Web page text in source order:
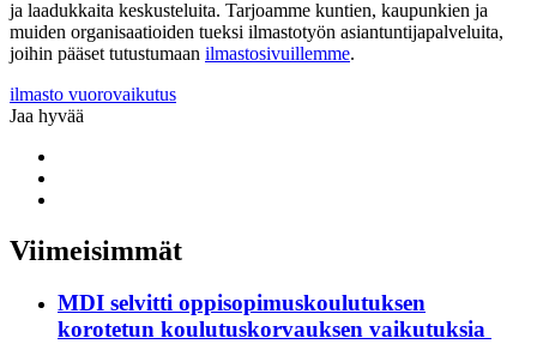
ja laadukkaita keskusteluita. Tarjoamme kuntien, kaupunkien ja
muiden organisaatioiden tueksi ilmastotyön asiantuntijapalveluita,
joihin pääset tutustumaan ilmastosivuillemme.
ilmasto vuorovaikutus
Jaa hyvää
twitter
Viimeisimmät
MDI selvitti oppisopimuskoulutuksen
korotetun koulutuskorvauksen vaikutuksia